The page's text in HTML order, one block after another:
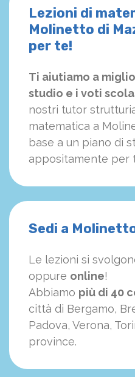
Lezioni di
Molinetto di
per te!
Ti aiutiamo a
studio e i voti
nostri tutor
matematica a
base a un piano di
appositamente per
Sedi a
Le lezioni si
oppure online!
Abbiamo più di 40
città di Bergamo,
Padova, Verona,
province.